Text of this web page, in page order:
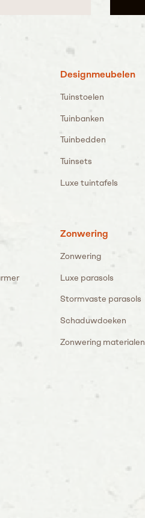
Designmeubelen
Tuinstoelen
Tuinbanken
Tuinbedden
Tuinsets
Luxe tuintafels
Zonwering
Zonwering
Luxe parasols
Stormvaste parasols
Schaduwdoeken
Zonwering materialen